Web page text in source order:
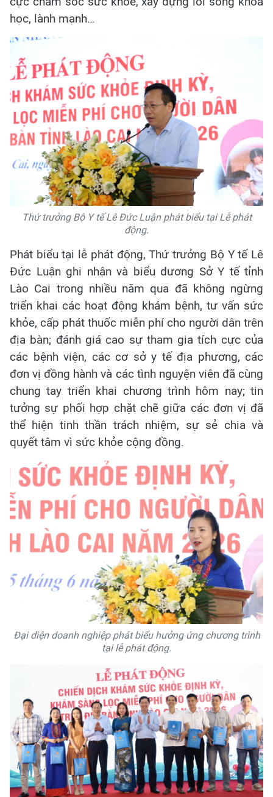
học, lành mạnh…
Thứ trưởng Bộ Y tế Lê Đức Luận phát biểu tại Lễ phát
động.
Phát biểu tại lễ phát động, Thứ trưởng Bộ Y tế Lê
Đức Luận ghi nhận và biểu dương Sở Y tế tỉnh
Lào Cai trong nhiều năm qua đã không ngừng
triển khai các hoạt động khám bệnh, tư vấn sức
khỏe, cấp phát thuốc miễn phí cho người dân trên
địa bàn; đánh giá cao sự tham gia tích cực của
các bệnh viện, các cơ sở y tế địa phương, các
đơn vị đồng hành và các tình nguyện viên đã cùng
chung tay triển khai chương trình hôm nay; tin
tưởng sự phối hợp chặt chẽ giữa các đơn vị đã
thể hiện tinh thần trách nhiệm, sự sẻ chia và
quyết tâm vì sức khỏe cộng đồng.
Đại diện doanh nghiệp phát biểu hưởng ứng chương trình
tại lễ phát động.